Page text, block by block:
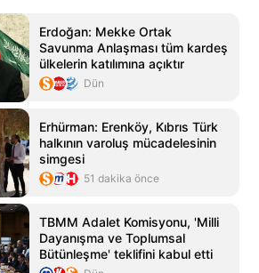
Erdoğan: Mekke Ortak
Savunma Anlaşması tüm kardeş
ülkelerin katılımına açıktır
Dün
Erhürman: Erenköy, Kıbrıs Türk
halkının varoluş mücadelesinin
simgesi
51 dakika önce
TBMM Adalet Komisyonu, 'Milli
Dayanışma ve Toplumsal
Bütünleşme' teklifini kabul etti